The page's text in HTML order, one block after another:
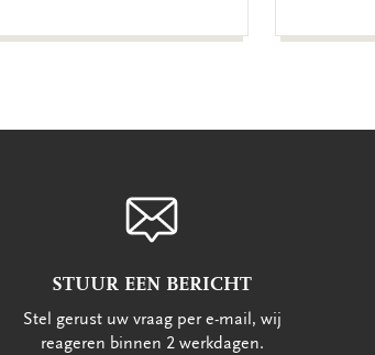
STUUR EEN BERICHT
Stel gerust uw vraag per e-mail, wij
reageren binnen 2 werkdagen.